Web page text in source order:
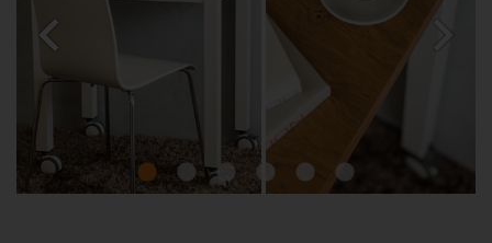
chevron_left chevron_right